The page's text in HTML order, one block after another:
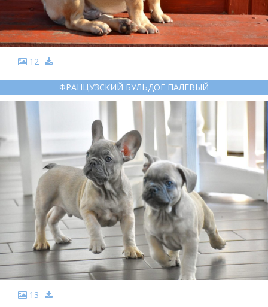
12
ФРАНЦУЗСКИЙ БУЛЬДОГ ПАЛЕВЫЙ
13